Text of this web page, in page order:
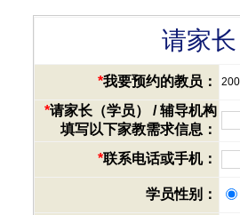
请家
*我要预约的教员：
*请家长（学员） / 辅导机构
填写以下家教需求信息：
*联系电话或手机：
学员性别：